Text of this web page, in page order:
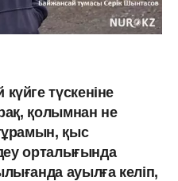
түскеніне
қолымнан не
қыс
орталығында
ауылға келіп,